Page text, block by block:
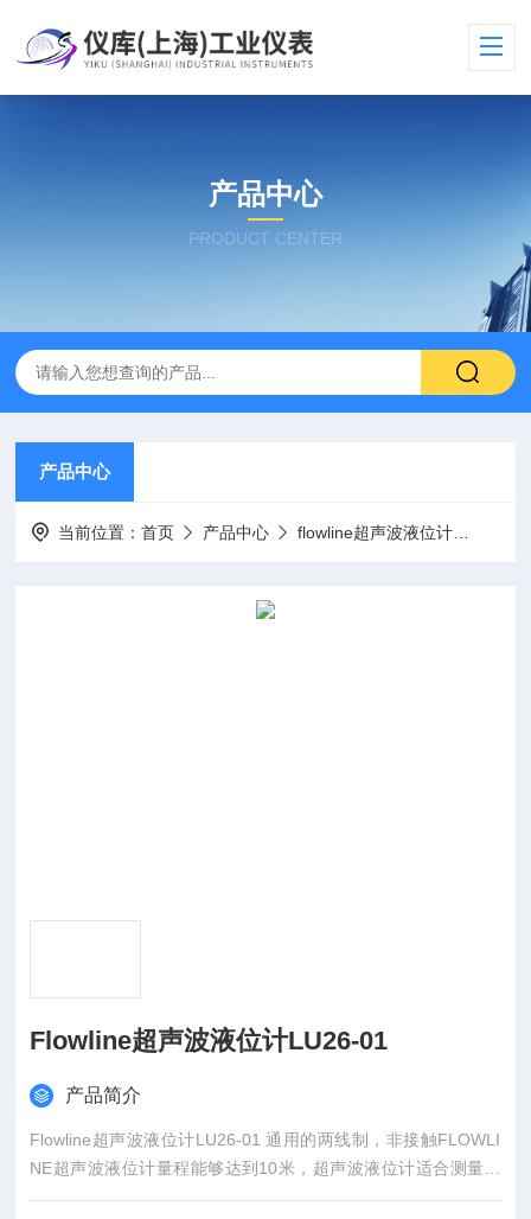
产品中心
PRODUCT CENTER
产品中心
当前位置：首页 产品中心 flowline超声波液位计
Flowline超声波液位计LU26-01
产品简介
Flowline超声波液位计LU26-01 通用的两线制，非接触FLOWLI
NE超声波液位计量程能够达到10米，超声波液位计适合测量超
纯的，腐蚀的泥浆或者污水，可以应用到过程罐，日用罐水池等